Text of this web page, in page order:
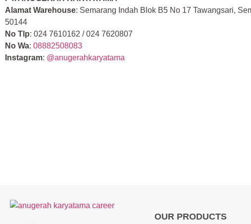
Alamat Warehouse: Semarang Indah Blok B5 No 17 Tawangsari,
50144
No Tlp: 024 7610162 / 024 7620807
No Wa: 08882508083
Instagram: @anugerahkaryatama
OUR PRODUCTS